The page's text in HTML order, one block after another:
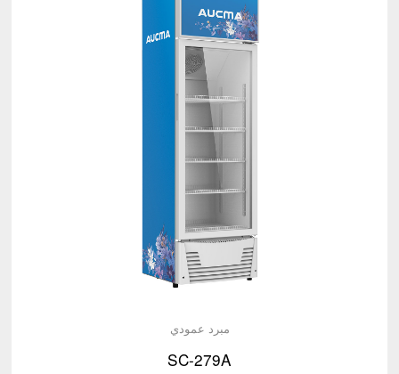
مبرد عمودي
SC-279A